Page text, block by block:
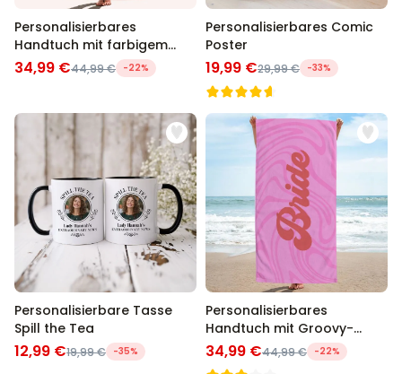
Personalisierbares
Handtuch mit farbigem
Hintergrund und Text
34,99 €44,99 € -22%
Personalisierbares Comic
Poster
19,99 €29,99 € -33%
Personalisierbare Tasse
Spill the Tea
12,99 €19,99 € -35%
Personalisierbares
Handtuch mit Groovy-
Hintergrund und Text
34,99 €44,99 € -22%